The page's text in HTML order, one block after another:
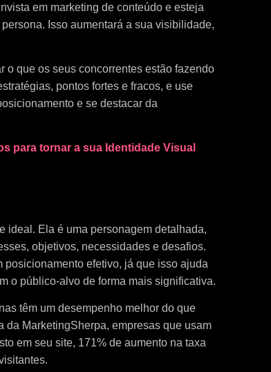
em marketing de conteúdo e esteja
Isso aumentará a sua visibilidade,
o que os seus concorrentes estão fazendo
pontos fortes e fracos, e use
e se destacar da
para tornar a sua Identidade Visual
ideal. Ela é uma personagem detalhada,
objetivos, necessidades e desafios.
efetivo, já que isso ajuda
o público-alvo de forma mais significativa.
têm um desempenho melhor do que
MarketingSherpa, empresas que usam
em seu site, 171% de aumento na taxa